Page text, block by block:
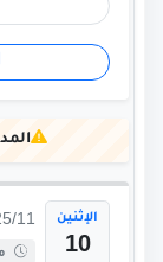
الإثنين
10
11